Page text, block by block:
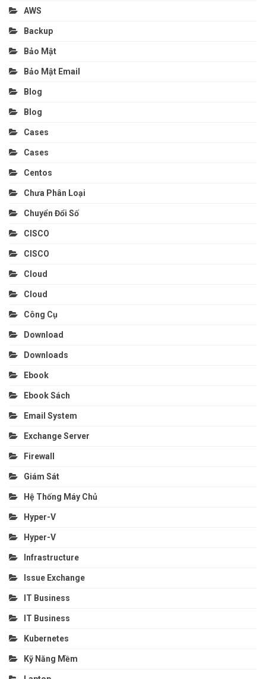
AWS
Backup
Bảo Mật
Bảo Mật Email
Blog
Blog
Cases
Cases
Centos
Chưa Phân Loại
Chuyển Đổi Số
CISCO
CISCO
Cloud
Cloud
Công Cụ
Download
Downloads
Ebook
Ebook Sách
Email System
Exchange Server
Firewall
Giám Sát
Hệ Thống Máy Chủ
Hyper-V
Hyper-V
Infrastructure
Issue Exchange
IT Business
IT Business
Kubernetes
Kỹ Năng Mềm